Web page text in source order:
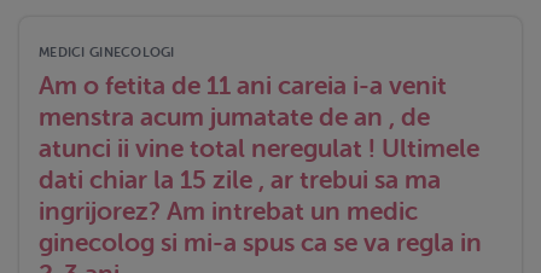
MEDICI GINECOLOGI
Am o fetita de 11 ani careia i-a venit
menstra acum jumatate de an , de
atunci ii vine total neregulat ! Ultimele
dati chiar la 15 zile , ar trebui sa ma
ingrijorez? Am intrebat un medic
ginecolog si mi-a spus ca se va regla in